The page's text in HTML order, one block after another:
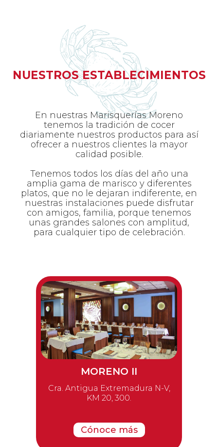
NUESTROS ESTABLECIMIENTOS
En nuestras Marisquerías Moreno
tenemos la tradición de cocer
diariamente nuestros productos para así
ofrecer a nuestros clientes la mayor
calidad posible.
Tenemos todos los días del año una
amplia gama de marisco y diferentes
platos, que no le dejaran indiferente, en
nuestras instalaciones puede disfrutar
con amigos, familia, porque tenemos
unas grandes salones con amplitud,
para cualquier tipo de celebración.
MORENO II
Cra. Antigua Extremadura N-V,
KM 20, 300.
Cónoce más